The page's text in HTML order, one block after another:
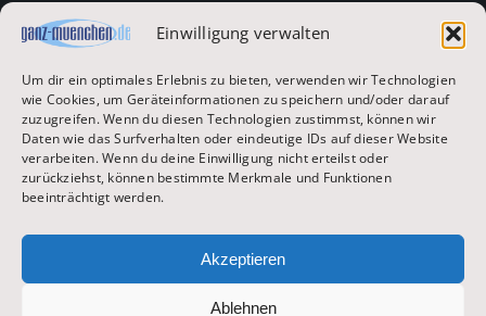
Einwilligung verwalten
Um dir ein optimales Erlebnis zu bieten, verwenden wir Technologien
wie Cookies, um Geräteinformationen zu speichern und/oder darauf
zuzugreifen. Wenn du diesen Technologien zustimmst, können wir
Daten wie das Surfverhalten oder eindeutige IDs auf dieser Website
verarbeiten. Wenn du deine Einwilligung nicht erteilst oder
zurückziehst, können bestimmte Merkmale und Funktionen
beeinträchtigt werden.
Akzeptieren
Ablehnen
Lifestyle
Entertainment
Oktoberfest & Volksfeste
Zur Hauptseite